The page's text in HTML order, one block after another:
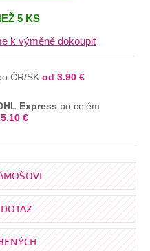
KOŠÍKU
5 KS
k výměně dokoupit
ČR/SKod 3.90 €
Express po celém
€